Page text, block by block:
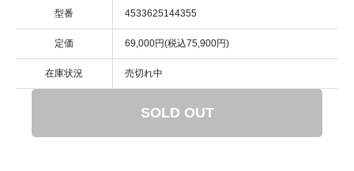
型番 4533625144355
定価 69,000円(税込75,900円)
在庫状況 売切れ中
SOLD OUT